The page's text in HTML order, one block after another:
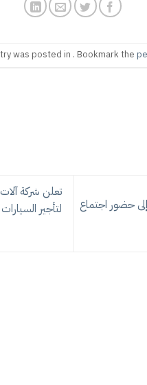
was posted in . Bookmark the
حضور اجتماع
تعلن شركة